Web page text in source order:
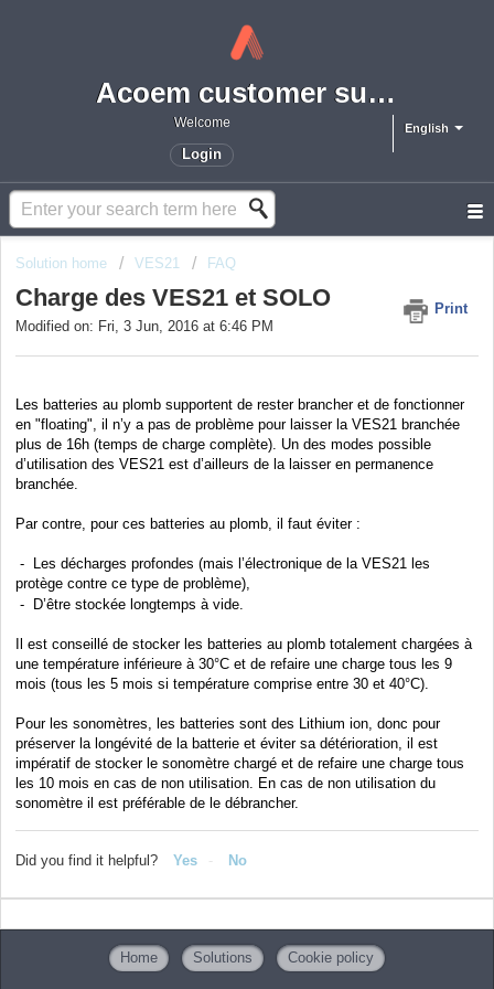
Acoem customer support portal
English
Welcome
Login
Solution home VES21 FAQ
Charge des VES21 et SOLO
Print
Modified on: Fri, 3 Jun, 2016 at 6:46 PM
Les batteries au plomb supportent de rester brancher et de fonctionner
en "floating", il n’y a pas de problème pour laisser la VES21 branchée
plus de 16h (temps de charge complète). Un des modes possible
d’utilisation des VES21 est d’ailleurs de la laisser en permanence
branchée.
Par contre, pour ces batteries au plomb, il faut éviter :
Les décharges profondes (mais l’électronique de la VES21 les
protège contre ce type de problème),
- D’être stockée longtemps à vide.
Il est conseillé de stocker les batteries au plomb totalement chargées à
une température inférieure à 30°C et de refaire une charge tous les 9
mois (tous les 5 mois si température comprise entre 30 et 40°C).
Pour les sonomètres, les batteries sont des Lithium ion, donc pour
préserver la longévité de la batterie et éviter sa détérioration, il est
impératif de stocker le sonomètre chargé et de refaire une charge tous
les 10 mois en cas de non utilisation. En cas de non utilisation du
sonomètre il est préférable de le débrancher.
Did you find it helpful? Yes No
Home Solutions Cookie policy